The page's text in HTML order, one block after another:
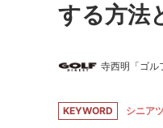
する方法
寺西明「ゴル
KEYWORD シニア